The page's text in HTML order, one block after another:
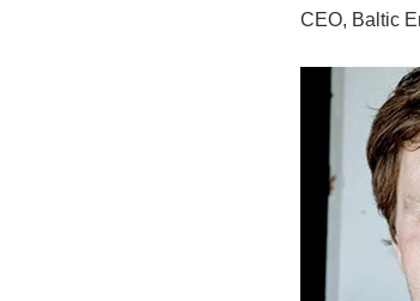
CEO, Baltic